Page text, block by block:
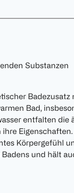
Substanzen
Bad,
entfalten die
ihre
Körpergefühl
und hält